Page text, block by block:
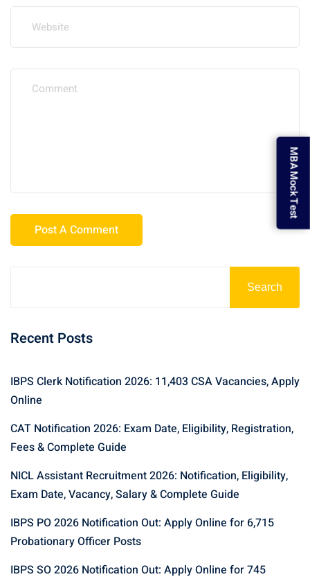
MBA Mock Test
Search
Recent Posts
IBPS Clerk Notification 2026: 11,403 CSA Vacancies, Apply
Online
CAT Notification 2026: Exam Date, Eligibility, Registration,
Fees & Complete Guide
NICL Assistant Recruitment 2026: Notification, Eligibility,
Exam Date, Vacancy, Salary & Complete Guide
IBPS PO 2026 Notification Out: Apply Online for 6,715
Probationary Officer Posts
IBPS SO 2026 Notification Out: Apply Online for 745